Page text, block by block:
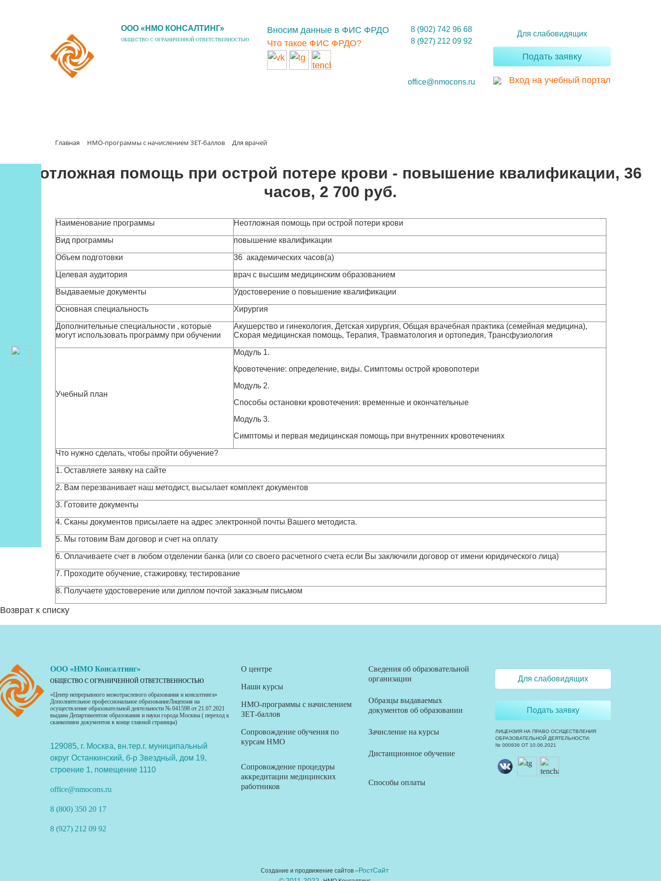
ООО «НМО КОНСАЛТИНГ»
ОБЩЕСТВО С ОГРАНИЧЕННОЙ ОТВЕТСТВЕННОСТЬЮ
Вносим данные в ФИС ФРДО
Что такое ФИС ФРДО?
8 (902) 742 96 68
8 (927) 212 09 92
office@nmocons.ru
Для слабовидящих
Подать заявку
Вход на учебный портал
Главная НМО-программы с начислением ЗЕТ-баллов Для врачей
Неотложная помощь при острой потере крови - повышение квалификации, 36
часов, 2 700 руб.
Наименование программы Неотложная помощь при острой потери крови
Вид программы повышение квалификации
Объем подготовки 36 академических часов(а)
Целевая аудитория врач с высшим медицинским образованием
Выдаваемые документы Удостоверение о повышение квалификации
Основная специальность Хирургия
Дополнительные специальности , которые
могут использовать программу при обучении
Акушерство и гинекология, Детская хирургия, Общая врачебная практика (семейная медицина),
Скорая медицинская помощь, Терапия, Травматология и ортопедия, Трансфузиология
Учебный план
Модуль 1.
Кровотечение: определение, виды. Симптомы острой кровопотери
Модуль 2.
Способы остановки кровотечения: временные и окончательные
Модуль 3.
Симптомы и первая медицинская помощь при внутренних кровотечениях
Что нужно сделать, чтобы пройти обучение?
1. Оставляете заявку на сайте
2. Вам перезванивает наш методист, высылает комплект документов
3. Готовите документы
4. Сканы документов присылаете на адрес электронной почты Вашего методиста.
5. Мы готовим Вам договор и счет на оплату
6. Оплачиваете счет в любом отделении банка (или со своего расчетного счета если Вы заключили договор от имени юридического лица)
7. Проходите обучение, стажировку, тестирование
8. Получаете удостоверение или диплом почтой заказным письмом
Возврат к списку
ООО «НМО Консалтинг»
ОБЩЕСТВО С ОГРАНИЧЕННОЙ ОТВЕТСТВЕННОСТЬЮ
«Центр непрерывного межотраслевого образования и консалтинга»
Дополнительное профессиональное образованиеЛицензия на
осуществление образовательной деятельности № 041598 от 21.07.2021
выдана Департаментом образования и науки города Москвы ( переход к
сканкопиям документов в конце главной страницы)
129085, г. Москва, вн.тер.г. муниципальный
округ Останкинский, б-р Звездный, дом 19,
строение 1, помещение 1110
office@nmocons.ru
8 (800) 350 20 17
8 (927) 212 09 92
О центре
Наши курсы
НМО-программы с начислением
ЗЕТ-баллов
Сопровождение обучения по
курсам НМО
Сопровождение процедуры
аккредитации медицинских
работников
Сведения об образовательной
организации
Образцы выдаваемых
документов об образовании
Зачисление на курсы
Дистанционное обучение
Способы оплаты
Для слабовидящих
Подать заявку
ЛИЦЕНЗИЯ НА ПРАВО ОСУЩЕСТВЛЕНИЯ
ОБРАЗОВАТЕЛЬНОЙ ДЕЯТЕЛЬНОСТИ:
№ 000936 ОТ 10.06.2021
Создание и продвижение сайтов –РостСайт